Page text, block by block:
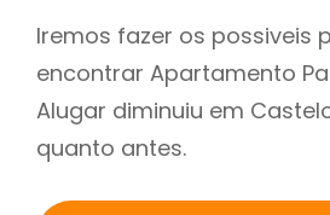
Iremos fazer os possiveis
encontrar Apartamento
Alugar diminuiu em
quanto antes.